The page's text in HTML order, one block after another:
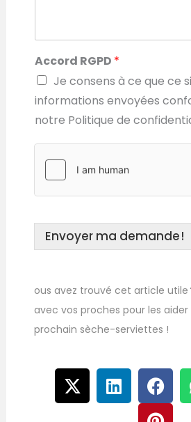
Accord RGPD *
Je consens à ce que ce
informations envoyées
notre Politique de
Envoyer ma demande !
ous avez trouvé cet article utile
avec vos proches pour les
prochain sèche-serviettes !
X
-
t
L
i
n
F
a
c
P
i
n